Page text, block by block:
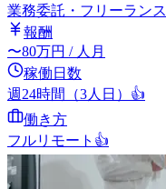
業務委託・フリーランス
報酬
〜80万円 / 人月
稼働日数
週24時間（3人日） 👍
働き方
フルリモート 👍